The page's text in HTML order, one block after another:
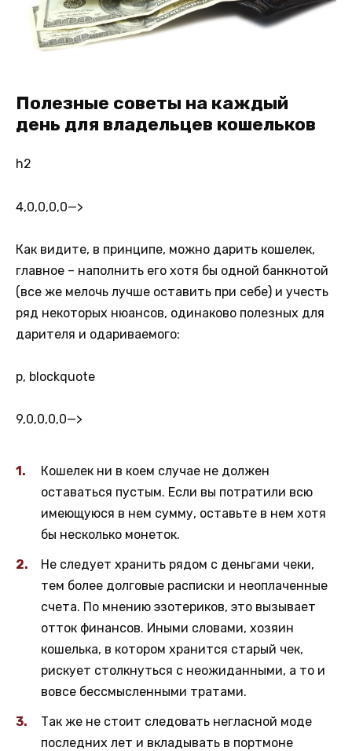
Полезные советы на каждый
день для владельцев кошельков
h2
4,0,0,0,0—>
Как видите, в принципе, можно дарить кошелек,
главное – наполнить его хотя бы одной банкнотой
(все же мелочь лучше оставить при себе) и учесть
ряд некоторых нюансов, одинаково полезных для
дарителя и одариваемого:
p, blockquote
9,0,0,0,0—>
Кошелек ни в коем случае не должен
оставаться пустым. Если вы потратили всю
имеющуюся в нем сумму, оставьте в нем хотя
бы несколько монеток.
Не следует хранить рядом с деньгами чеки,
тем более долговые расписки и неоплаченные
счета. По мнению эзотериков, это вызывает
отток финансов. Иными словами, хозяин
кошелька, в котором хранится старый чек,
рискует столкнуться с неожиданными, а то и
вовсе бессмысленными тратами.
Так же не стоит следовать негласной моде
последних лет и вкладывать в портмоне